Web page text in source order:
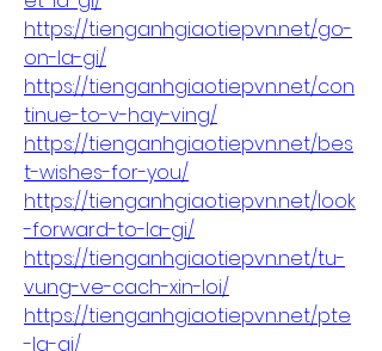
https://tienganhgiaotiepvn.net/go-
on-la-gi/
https://tienganhgiaotiepvn.net/con
tinue-to-v-hay-ving/
https://tienganhgiaotiepvn.net/bes
t-wishes-for-you/
https://tienganhgiaotiepvn.net/look
-forward-to-la-gi/
https://tienganhgiaotiepvn.net/tu-
vung-ve-cach-xin-loi/
https://tienganhgiaotiepvn.net/pte
-la-gi/